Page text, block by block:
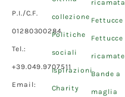
P.I./C.F.
01280300284
Tel.:
+39.049.9707511
Email:
collezione
Politiche
sociali
Ispirazioni
Charity
ricamata
Fettucce
Fettucce
ricamate
Bande a
maglia